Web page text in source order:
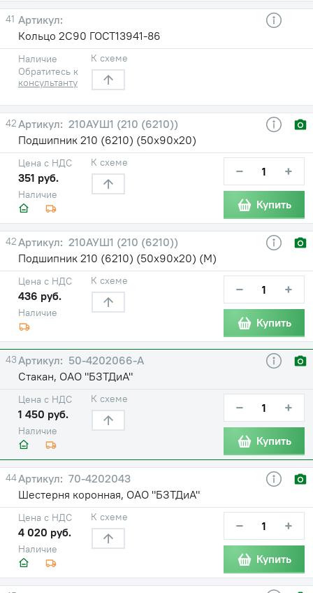
41
Кольцо 2С90 ГОСТ13941-86
Наличие
Обратитесь к
консультанту
К схеме
42
210АУШ1 (210 (6210))
Подшипник 210 (6210) (50х90х20)
Наличие
Цена с НДС
351 руб.
К схеме − +
Купить
42
210АУШ1 (210 (6210))
Подшипник 210 (6210) (50х90х20) (М)
Наличие
Цена с НДС
436 руб.
К схеме − +
Купить
43
50-4202066-А
Стакан, ОАО "БЗТДиА"
Наличие
Цена с НДС
1 450 руб.
К схеме − +
Купить
44
70-4202043
Шестерня коронная, ОАО "БЗТДиА"
Наличие
Цена с НДС
4 020 руб.
К схеме − +
Купить